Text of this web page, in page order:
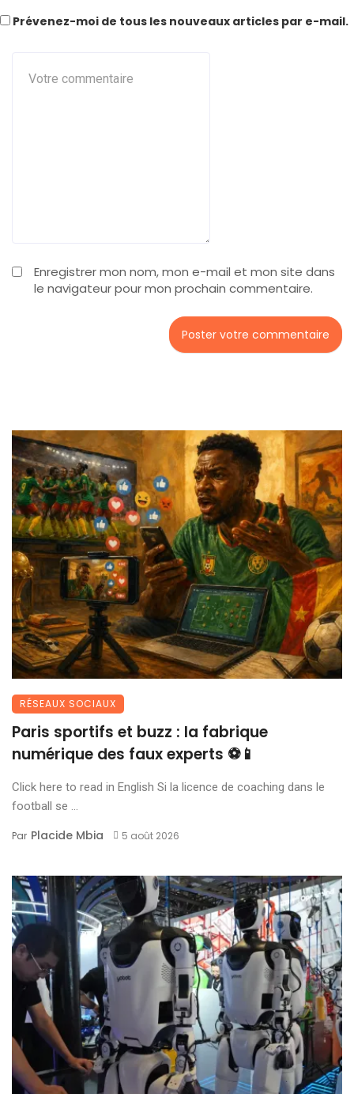
Enregistrer mon nom, mon e-mail et mon site dans
le navigateur pour mon prochain commentaire.
Prévenez-moi de tous les nouveaux articles par e-mail.
RÉSEAUX SOCIAUX
Paris sportifs et buzz : la fabrique
numérique des faux experts ⚽📱
Click here to read in English Si la licence de coaching dans le
football se ...
Par Placide Mbia 5 août 2026